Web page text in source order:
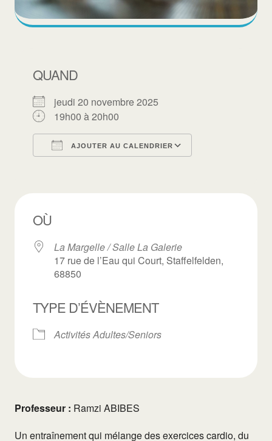
QUAND
jeudi 20 novembre 2025
19h00 à 20h00
AJOUTER AU CALENDRIER
OÙ
La Margelle / Salle La Galerie
17 rue de l’Eau qui Court, Staffelfelden,
68850
TYPE D’ÉVÈNEMENT
Activités Adultes/Seniors
Professeur : Ramzi ABIBES
Un entraînement qui mélange des exercices cardio, du